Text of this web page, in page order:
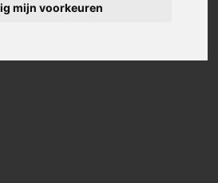
mijn voorkeuren